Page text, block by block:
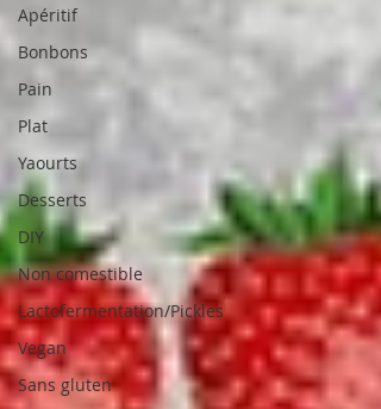
Apéritif
Bonbons
Pain
Plat
Yaourts
Desserts
DIY
Non comestible
Lactofermentation/Pickles
Vegan
Sans gluten